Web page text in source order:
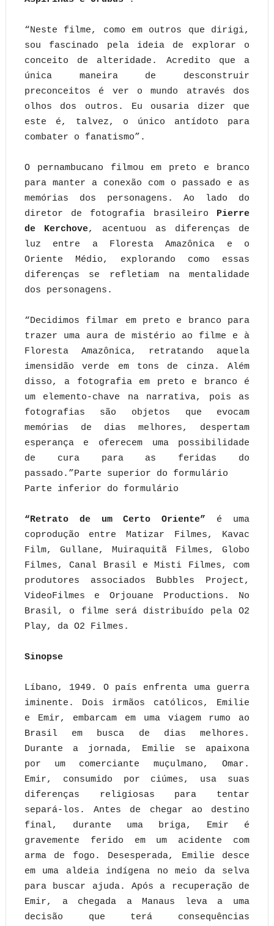
“Neste filme, como em outros que dirigi,
sou fascinado pela ideia de explorar o
conceito de alteridade. Acredito que a
única maneira de desconstruir
preconceitos é ver o mundo através dos
olhos dos outros. Eu ousaria dizer que
este é, talvez, o único antídoto para
combater o fanatismo”.
O pernambucano filmou em preto e branco
para manter a conexão com o passado e as
memórias dos personagens. Ao lado do
diretor de fotografia brasileiro Pierre
de Kerchove, acentuou as diferenças de
luz entre a Floresta Amazônica e o
Oriente Médio, explorando como essas
diferenças se refletiam na mentalidade
dos personagens.
“Decidimos filmar em preto e branco para
trazer uma aura de mistério ao filme e à
Floresta Amazônica, retratando aquela
imensidão verde em tons de cinza. Além
disso, a fotografia em preto e branco é
um elemento-chave na narrativa, pois as
fotografias são objetos que evocam
memórias de dias melhores, despertam
esperança e oferecem uma possibilidade
de cura para as feridas do
passado.”Parte superior do formulário
Parte inferior do formulário
“Retrato de um Certo Oriente” é uma
coprodução entre Matizar Filmes, Kavac
Film, Gullane, Muiraquitã Filmes, Globo
Filmes, Canal Brasil e Misti Filmes, com
produtores associados Bubbles Project,
VideoFilmes e Orjouane Productions. No
Brasil, o filme será distribuído pela O2
Play, da O2 Filmes.
Sinopse
Líbano, 1949. O país enfrenta uma guerra
iminente. Dois irmãos católicos, Emilie
e Emir, embarcam em uma viagem rumo ao
Brasil em busca de dias melhores.
Durante a jornada, Emilie se apaixona
por um comerciante muçulmano, Omar.
Emir, consumido por ciúmes, usa suas
diferenças religiosas para tentar
separá-los. Antes de chegar ao destino
final, durante uma briga, Emir é
gravemente ferido em um acidente com
arma de fogo. Desesperada, Emilie desce
em uma aldeia indígena no meio da selva
para buscar ajuda. Após a recuperação de
Emir, a chegada a Manaus leva a uma
decisão que terá consequências